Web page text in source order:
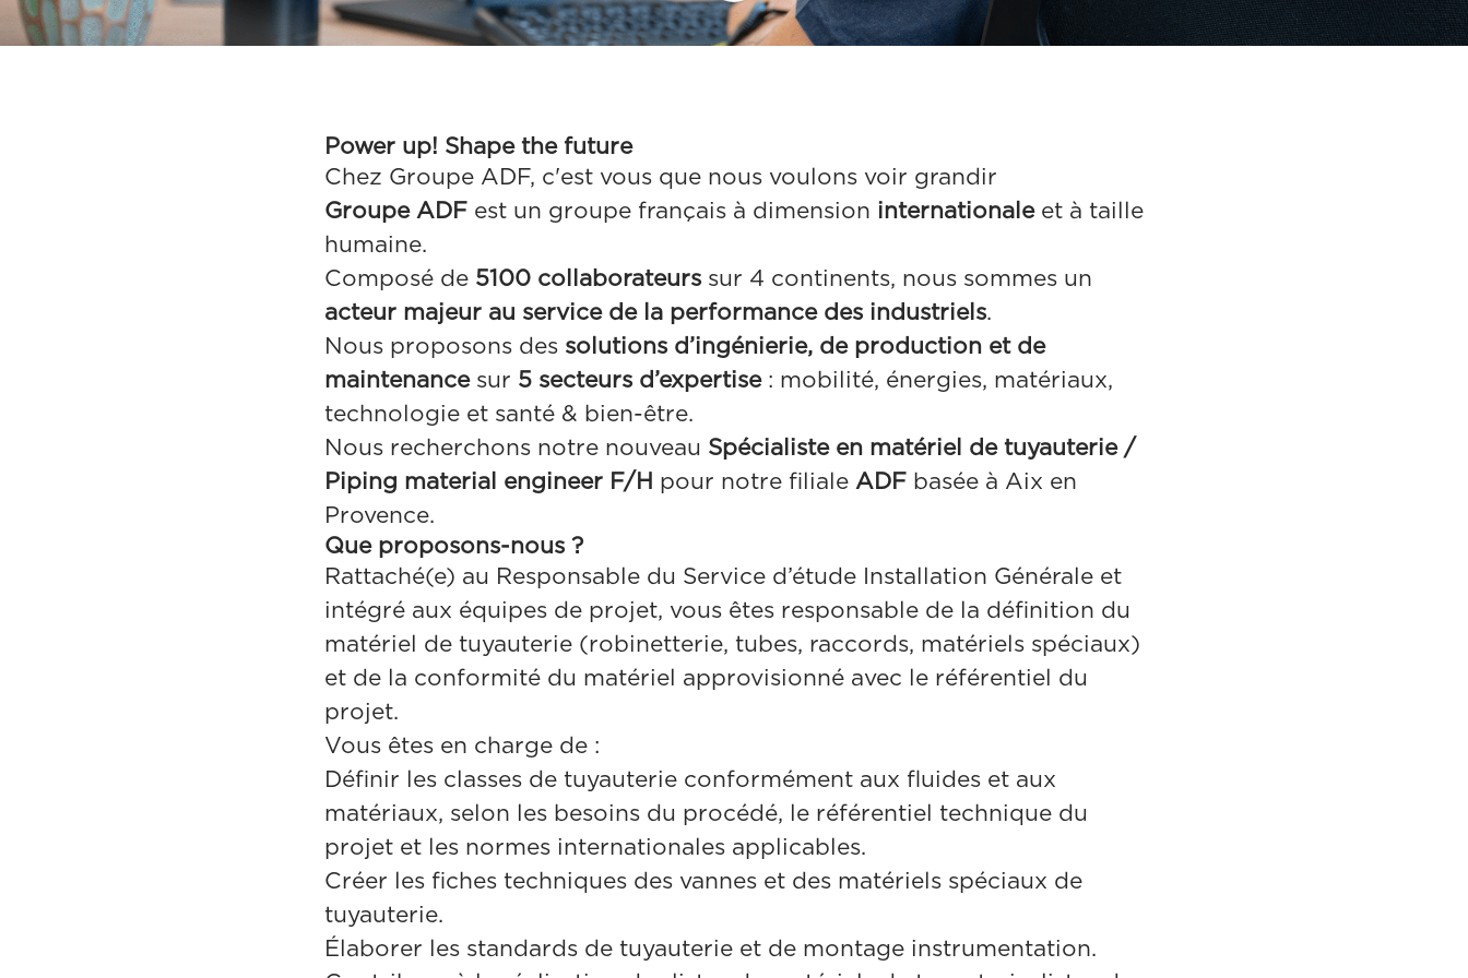
Power up! Shape the future
Chez Groupe ADF, c'est vous que nous voulons voir grandir
Groupe ADF est un groupe français à dimension internationale et à taille
humaine.
Composé de 5100 collaborateurs sur 4 continents, nous sommes un
acteur majeur au service de la performance des industriels.
Nous proposons des solutions d’ingénierie, de production et de
maintenancesur 5 secteurs d’expertise: mobilité, énergies, matériaux,
technologie et santé & bien-être.
Nous recherchons notre nouveau Spécialiste en matériel de tuyauterie /
Piping material engineer F/H pour notre filiale ADF basée à Aix en
Provence.
Que proposons-nous ?
Rattaché(e) au Responsable du Service d’étude Installation Générale et
intégré aux équipes de projet, vous êtes responsable de la définition du
matériel de tuyauterie (robinetterie, tubes, raccords, matériels spéciaux)
et de la conformité du matériel approvisionné avec le référentiel du
projet.
Vous êtes en charge de :
Définir les classes de tuyauterie conformément aux fluides et aux
matériaux, selon les besoins du procédé, le référentiel technique du
projet et les normes internationales applicables.
Créer les fiches techniques des vannes et des matériels spéciaux de
tuyauterie.
Élaborer les standards de tuyauterie et de montage instrumentation.